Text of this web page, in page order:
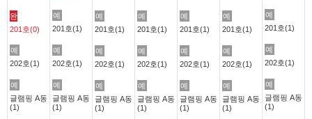
완
201호(0)
예
202호(1)
예
글램핑 A동
(1)
예
201호(1)
예
202호(1)
예
글램핑 A동
(1)
예
201호(1)
예
202호(1)
예
글램핑 A동
(1)
예
201호(1)
예
202호(1)
예
글램핑 A동
(1)
예
201호(1)
예
202호(1)
예
글램핑 A동
(1)
예
201호(1)
예
202호(1)
예
글램핑 A동
(1)
예
201호(1)
예
202호(1)
예
글램핑 A동
(1)